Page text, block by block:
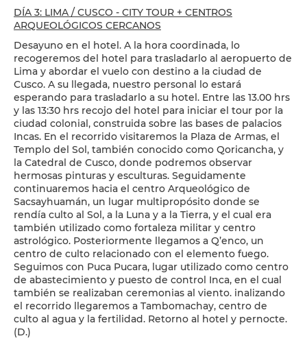
DÍA 3: LIMA / CUSCO - CITY TOUR + CENTROS
ARQUEOLÓGICOS CERCANOS
Desayuno en el hotel. A la hora coordinada, lo
recogeremos del hotel para trasladarlo al aeropuerto de
Lima y abordar el vuelo con destino a la ciudad de
Cusco. A su llegada, nuestro personal lo estará
esperando para trasladarlo a su hotel. Entre las 13.00 hrs
y las 13:30 hrs recojo del hotel para iniciar el tour por la
ciudad colonial, construida sobre las bases de palacios
Incas. En el recorrido visitaremos la Plaza de Armas, el
Templo del Sol, también conocido como Qoricancha, y
la Catedral de Cusco, donde podremos observar
hermosas pinturas y esculturas. Seguidamente
continuaremos hacia el centro Arqueológico de
Sacsayhuamán, un lugar multipropósito donde se
rendía culto al Sol, a la Luna y a la Tierra, y el cual era
también utilizado como fortaleza militar y centro
astrológico. Posteriormente llegamos a Q’enco, un
centro de culto relacionado con el elemento fuego.
Seguimos con Puca Pucara, lugar utilizado como centro
de abastecimiento y puesto de control Inca, en el cual
también se realizaban ceremonias al viento. inalizando
el recorrido llegaremos a Tambomachay, centro de
culto al agua y la fertilidad. Retorno al hotel y pernocte.
(D.)